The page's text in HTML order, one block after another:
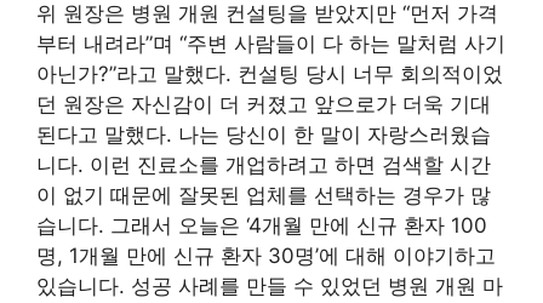
위 원장은 병원 개원 컨설팅을 받았지만 “먼저 가격
부터 내려라”며 “주변 사람들이 다 하는 말처럼 사기
아닌가?”라고 말했다. 컨설팅 당시 너무 회의적이었
던 원장은 자신감이 더 커졌고 앞으로가 더욱 기대
된다고 말했다. 나는 당신이 한 말이 자랑스러웠습
니다. 이런 진료소를 개업하려고 하면 검색할 시간
이 없기 때문에 잘못된 업체를 선택하는 경우가 많
습니다. 그래서 오늘은 ‘4개월 만에 신규 환자 100
명, 1개월 만에 신규 환자 30명’에 대해 이야기하고
있습니다. 성공 사례를 만들 수 있었던 병원 개원 마